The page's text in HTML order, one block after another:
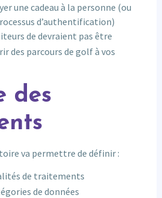
une cadeau à la personne (ou
d’authentification)
de devraient pas être
des parcours de golf à vos
des
va permettre de définir :
de traitements
de données